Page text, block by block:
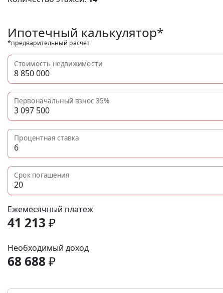
Ипотечный калькулятор*
*предварительный расчет
Стоимость недвижимости
Первоначальный взнос35%
Процентная ставка
Срок погашения
Ежемесячный платеж
41 213 ₽
Необходимый доход
68 688 ₽